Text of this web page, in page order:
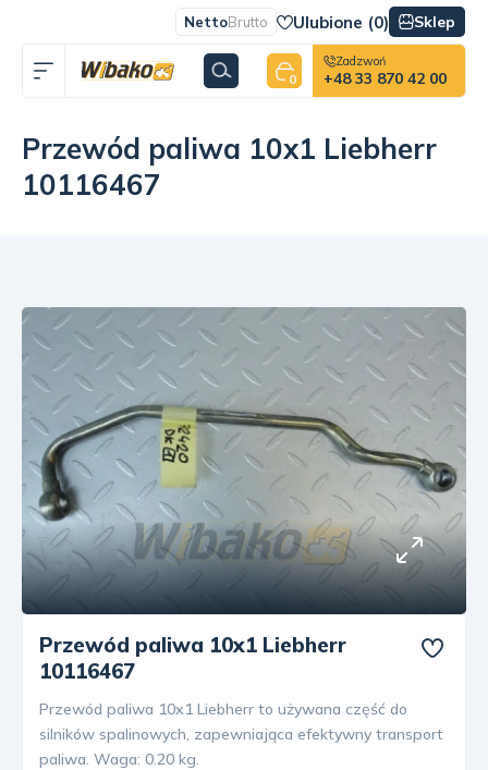
NettoBrutto Ulubione (0) Sklep
0
Zadzwoń
+48 33 870 42 00
Przewód paliwa 10x1 Liebherr
10116467
Przewód paliwa 10x1 Liebherr
10116467
Przewód paliwa 10x1 Liebherr to używana część do
silników spalinowych, zapewniająca efektywny transport
paliwa. Waga: 0.20 kg.